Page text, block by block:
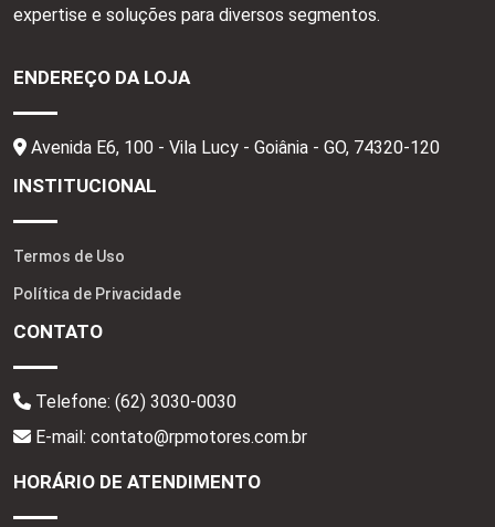
expertise e soluções para diversos segmentos.
ENDEREÇO DA LOJA
Avenida E6, 100 - Vila Lucy - Goiânia - GO, 74320-120
INSTITUCIONAL
Termos de Uso
Política de Privacidade
CONTATO
Telefone: (62) 3030-0030
E-mail: contato@rpmotores.com.br
HORÁRIO DE ATENDIMENTO